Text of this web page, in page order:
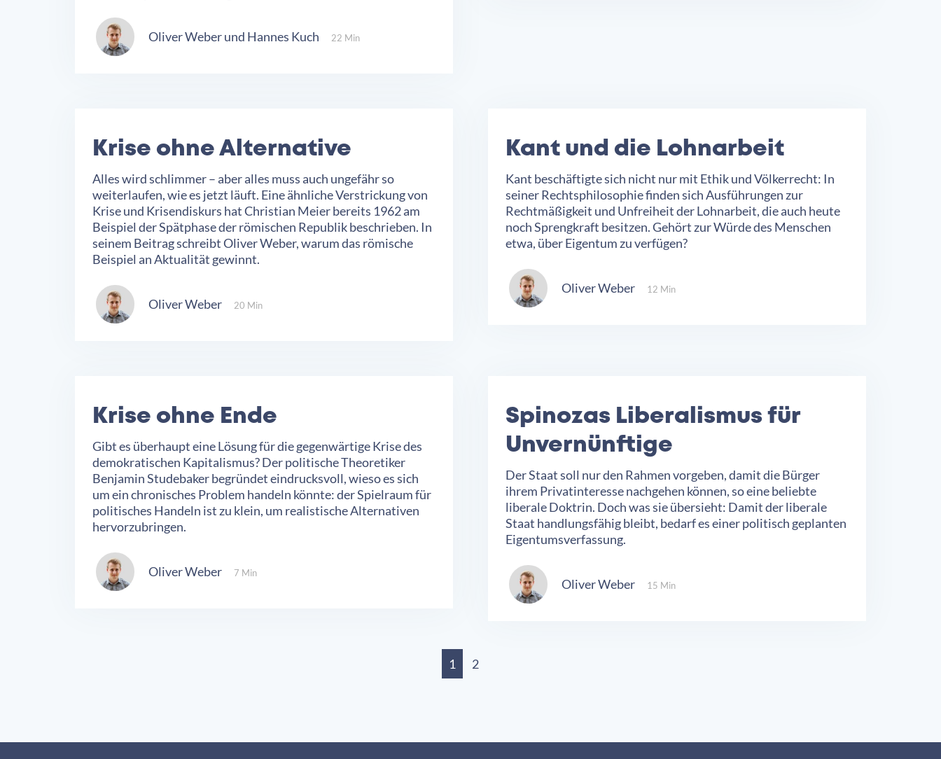
Oliver Weber Hannes Kuch 22 Min
Krise ohne Alternative
Alles wird schlimmer – aber alles muss auch ungefähr so
weiterlaufen, wie es jetzt läuft. Eine ähnliche Verstrickung von
Krise und Krisendiskurs hat Christian Meier bereits 1962 am
Beispiel der Spätphase der römischen Republik beschrieben. In
seinem Beitrag schreibt Oliver Weber, warum das römische
Beispiel an Aktualität gewinnt.
Oliver Weber 20 Min
Kant und die Lohnarbeit
Kant beschäftigte sich nicht nur mit Ethik und Völkerrecht: In
seiner Rechtsphilosophie finden sich Ausführungen zur
Rechtmäßigkeit und Unfreiheit der Lohnarbeit, die auch heute
noch Sprengkraft besitzen. Gehört zur Würde des Menschen
etwa, über Eigentum zu verfügen?
Oliver Weber 12 Min
Krise ohne Ende
Gibt es überhaupt eine Lösung für die gegenwärtige Krise des
demokratischen Kapitalismus? Der politische Theoretiker
Benjamin Studebaker begründet eindrucksvoll, wieso es sich
um ein chronisches Problem handeln könnte: der Spielraum für
politisches Handeln ist zu klein, um realistische Alternativen
hervorzubringen.
Oliver Weber 7 Min
Spinozas Liberalismus für
Unvernünftige
Der Staat soll nur den Rahmen vorgeben, damit die Bürger
ihrem Privatinteresse nachgehen können, so eine beliebte
liberale Doktrin. Doch was sie übersieht: Damit der liberale
Staat handlungsfähig bleibt, bedarf es einer politisch geplanten
Eigentumsverfassung.
Oliver Weber 15 Min
1 2